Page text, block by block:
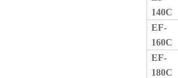
140C
EF-
160C
EF-
180C